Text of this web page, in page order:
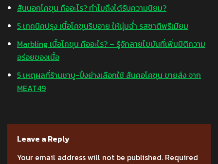
สันนอกโคขุน คืออะไร? ทำไมถึงได้รับความนิยม?
5 เทคนิคปรุง เนื้อโคขุนริบอาย ให้นุ่มฉ่ำ รสชาติพรีเมียม
Marbling เนื้อโคขุน คืออะไร? – รู้จักลายไขมันที่เพิ่มมิติความ
อร่อยของเนื้อ
5 เหตุผลที่ร้านชาบู-ปิ้งย่างเลือกใช้ สันคอโคขุน ขายส่ง จาก
MEAT49
Leave a Reply
Your email address will not be published. Required